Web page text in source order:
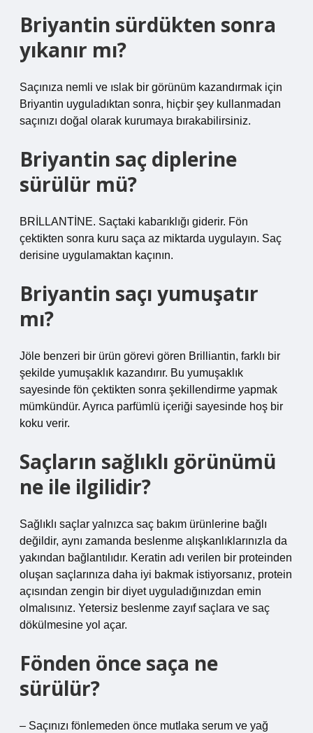
Briyantin sürdükten sonra
yıkanır mı?
Saçınıza nemli ve ıslak bir görünüm kazandırmak için
Briyantin uyguladıktan sonra, hiçbir şey kullanmadan
saçınızı doğal olarak kurumaya bırakabilirsiniz.
Briyantin saç diplerine
sürülür mü?
BRİLLANTİNE. Saçtaki kabarıklığı giderir. Fön
çektikten sonra kuru saça az miktarda uygulayın. Saç
derisine uygulamaktan kaçının.
Briyantin saçı yumuşatır
mı?
Jöle benzeri bir ürün görevi gören Brilliantin, farklı bir
şekilde yumuşaklık kazandırır. Bu yumuşaklık
sayesinde fön çektikten sonra şekillendirme yapmak
mümkündür. Ayrıca parfümlü içeriği sayesinde hoş bir
koku verir.
Saçların sağlıklı görünümü
ne ile ilgilidir?
Sağlıklı saçlar yalnızca saç bakım ürünlerine bağlı
değildir, aynı zamanda beslenme alışkanlıklarınızla da
yakından bağlantılıdır. Keratin adı verilen bir proteinden
oluşan saçlarınıza daha iyi bakmak istiyorsanız, protein
açısından zengin bir diyet uyguladığınızdan emin
olmalısınız. Yetersiz beslenme zayıf saçlara ve saç
dökülmesine yol açar.
Fönden önce saça ne
sürülür?
– Saçınızı fönlemeden önce mutlaka serum ve yağ